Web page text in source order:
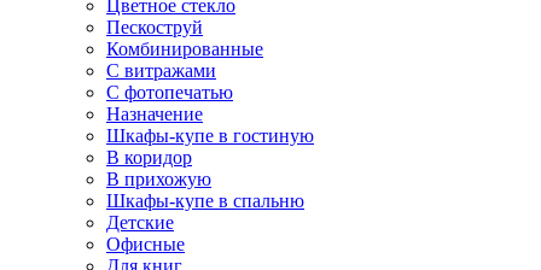
Цветное стекло
Пескоструй
Комбинированные
С витражами
С фотопечатью
Назначение
Шкафы-купе в гостиную
В коридор
В прихожую
Шкафы-купе в спальню
Детские
Офисные
Для книг